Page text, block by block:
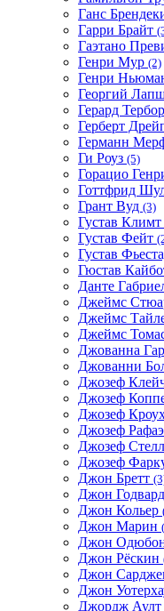
Ганс
Гарри Брайт
Гаэтано
Генри Мур (2)
Генри
Георгий
Герард
Герберт
Германн
Ги Роуз (5)
Горацио
Готтфрид
Грант Вуд (3)
Густав Климт
Густав Фейт
Густав
Гюстав
Данте
Джеймс
Джеймс
Джеймс
Джованна
Джованни
Джозеф
Джозеф
Джозеф
Джозеф
Джозеф
Джозеф
Джон Бретт
Джон Годвард
Джон Кольер
Джон Марин
Джон
Джон Рёскин
Джон
Джон
Джордж Аулт